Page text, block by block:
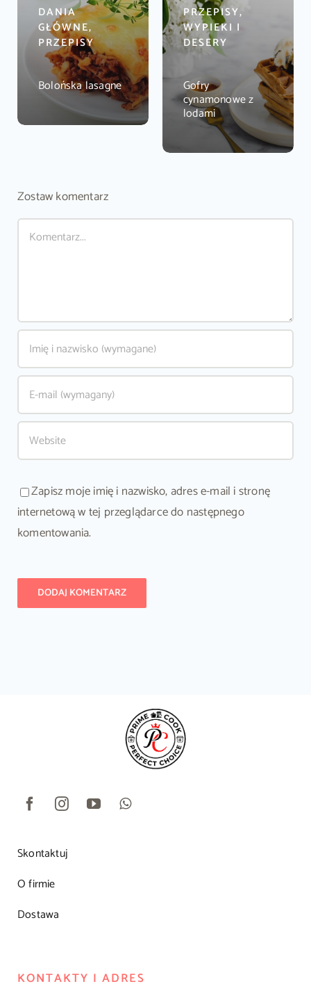
DANIA
GŁÓWNE,
PRZEPISY
Bolońska lasagne
PRZEPISY,
WYPIEKI I
DESERY
Gofry
cynamonowe z
lodami
Zostaw komentarz
Comment
Zapisz moje imię i nazwisko, adres e-mail i stronę
internetową w tej przeglądarce do następnego
komentowania.
Skontaktuj
O firmie
Dostawa
KONTAKTY I ADRES